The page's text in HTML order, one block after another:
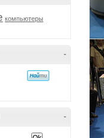
компьютеры
-
-